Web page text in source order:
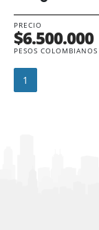
PRECIO
$6.500.000
PESOS COLOMBIANOS
1